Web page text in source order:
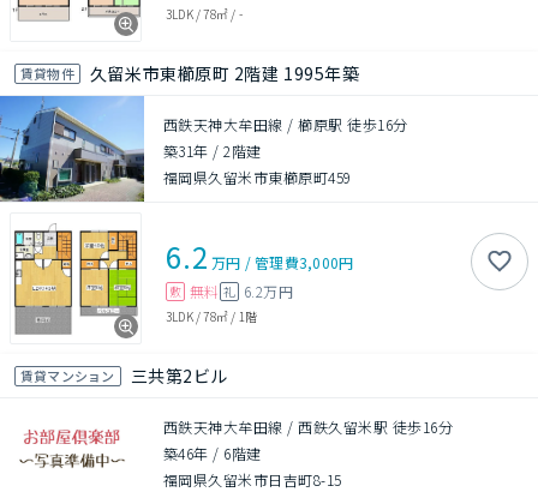
3LDK/78㎡ / -
賃貸物件 久留米市東櫛原町 2階建 1995年築
西鉄天神大牟田線 / 櫛原駅 徒歩16分
築31年 /2階建
福岡県久留米市東櫛原町459
6.2 万円 /管理費3,000円
敷 無料 礼 6.2万円
3LDK/78㎡ / 1階
賃貸マンション 三共第2ビル
西鉄天神大牟田線 / 西鉄久留米駅 徒歩16分
築46年 / 6階建
福岡県久留米市日吉町8-15